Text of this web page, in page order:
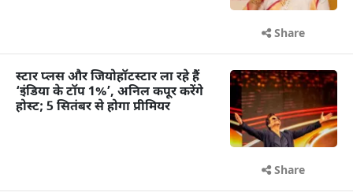
Share
स्टार प्लस और जियोहॉटस्टार ला रहे हैं
‘इंडिया के टॉप 1%’, अनिल कपूर करेंगे
होस्ट; 5 सितंबर से होगा प्रीमियर
Share